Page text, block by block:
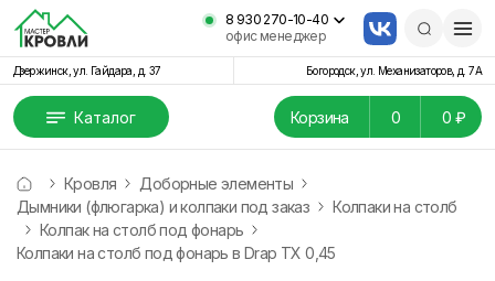
8 930 270-10-40
офис менеджер
Дзержинск, ул. Гайдара, д. 37 Богородск, ул. Механизаторов, д. 7А
Каталог Корзина 0 0 ₽
Кровля
Доборные элементы
Дымники (флюгарка) и колпаки под заказ
Колпаки на столб
Колпак на столб под фонарь
Колпаки на столб под фонарь в Drap TX 0,45